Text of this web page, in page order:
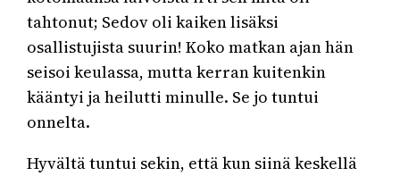
tahtonut; Sedov oli kaiken lisäksi
osallistujista suurin! Koko matkan ajan hän
seisoi keulassa, mutta kerran kuitenkin
kääntyi ja heilutti minulle. Se jo tuntui
onnelta.
Hyvältä tuntui sekin, että kun siinä keskellä